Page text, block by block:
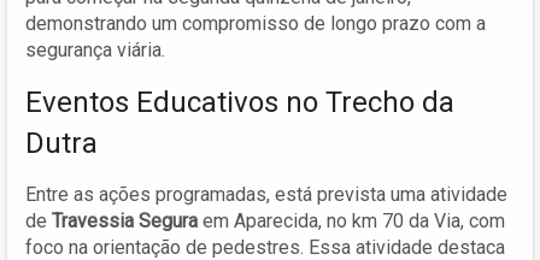
demonstrando um compromisso de longo prazo com a
segurança viária.
Eventos Educativos no Trecho da
Dutra
Entre as ações programadas, está prevista uma atividade
de Travessia Segura em Aparecida, no km 70 da Via, com
foco na orientação de pedestres. Essa atividade destaca